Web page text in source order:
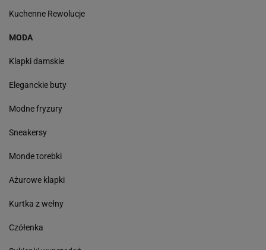
Kuchenne Rewolucje
MODA
Klapki damskie
Eleganckie buty
Modne fryzury
Sneakersy
Monde torebki
Ażurowe klapki
Kurtka z wełny
Czółenka